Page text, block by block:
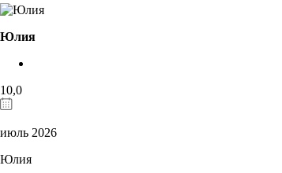
Юлия
10,0
июль 2026
Юлия